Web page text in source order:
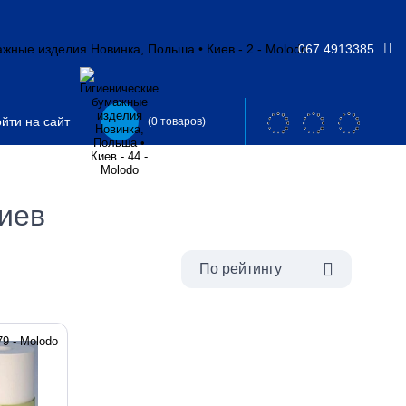
067 4913385
на сайт (0 товаров)
По рейтингу